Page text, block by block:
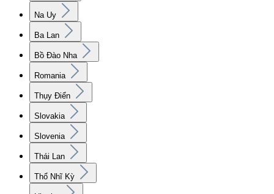
Na Uy
Ba Lan
Bồ Đào Nha
Romania
Thụy Điển
Slovakia
Slovenia
Thái Lan
Thổ Nhĩ Kỳ